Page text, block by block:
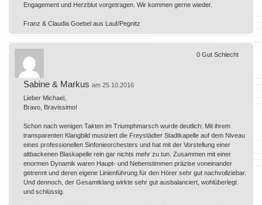
Engagement und Herzblut vorgetragen. Wir kommen gerne wieder.
Franz & Claudia Goebel aus Lauf/Pegnitz
Sabine & Markus am 25.10.2016
Lieber Michael,
Bravo, Bravissimo!
Schon nach wenigen Takten im Triumphmarsch wurde deutlich: Mit ihrem
transparenten Klangbild musiziert die Freystädter Stadtkapelle auf dem Niveau
eines professionellen Sinfonieorchesters und hat mit der Vorstellung einer
altbackenen Blaskapelle rein gar nichts mehr zu tun. Zusammen mit einer
enormen Dynamik waren Haupt- und Nebenstimmen präzise voneinander
getrennt und deren eigene Linienführung für den Hörer sehr gut nachvollziebar.
Und dennoch, der Gesamtklang wirkte sehr gut ausbalanciert, wohlüberlegt
und schlüssig.
0 Gut Schlecht